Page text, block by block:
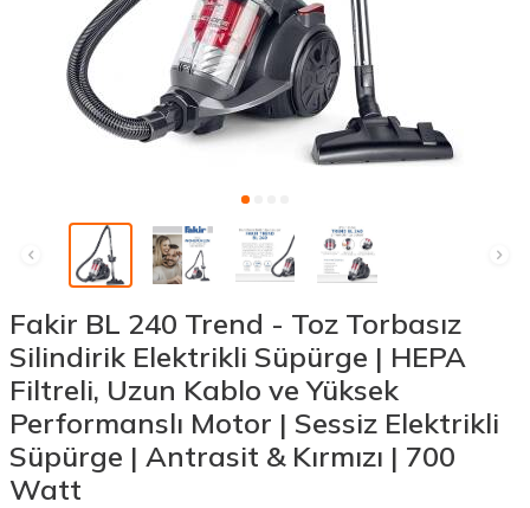
Fakir BL 240 Trend - Toz Torbasız
Silindirik Elektrikli Süpürge | HEPA
Filtreli, Uzun Kablo ve Yüksek
Performanslı Motor | Sessiz Elektrikli
Süpürge | Antrasit & Kırmızı | 700
Watt